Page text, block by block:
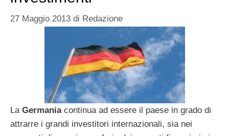
27 Maggio 2013 di Redazione
LaGermania continua ad essere il paese in grado di
attrarre i grandi investitori internazionali, sia nei